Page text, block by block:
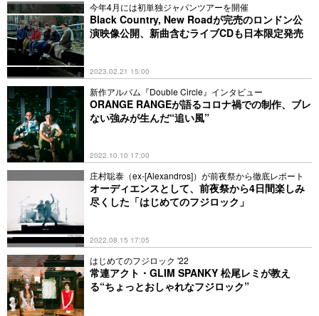
今年4月には初単独ジャパンツアーを開催
Black Country, New Roadが完売のロンドン公
演映像公開、新曲含むライブCDも日本限定発売
2023.02.21 15:00
新作アルバム『Double Circle』インタビュー
ORANGE RANGEが語るコロナ禍での制作、ブレ
ない強みが生んだ“追い風”
2022.10.10 17:00
庄村聡泰（ex-[Alexandros]）が前夜祭から徹底レポート
オーディエンスとして、前夜祭から4日間楽しみ
尽くした「はじめてのフジロック」
2022.08.15 17:05
はじめてのフジロック '22
常連アクト・GLIM SPANKY 松尾レミが教え
る“ちょっとおしゃれなフジロック”